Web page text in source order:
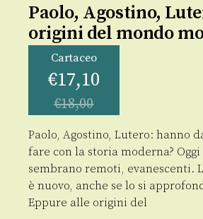
Paolo, Agostino,
origini del mondo
Cartaceo
€17,10
€18,00
Paolo, Agostino, Lutero: hanno
fare con la storia moderna?
sembrano remoti, evanescenti.
è nuovo, anche se lo si
Eppure alle origini del